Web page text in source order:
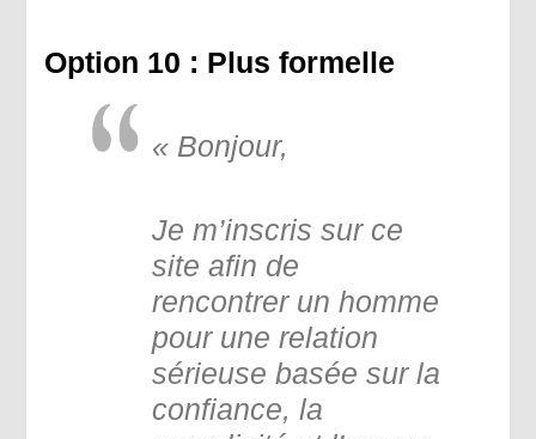
Option 10 : Plus formelle
« Bonjour,
Je m’inscris sur ce
site afin de
rencontrer un homme
pour une relation
sérieuse basée sur la
confiance, la